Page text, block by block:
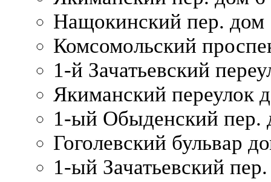
Нащокинский пер. дом
Комсомольский
1-й Зачатьевский
Якиманский переулок
1-ый Обыденский пер.
Гоголевский бульвар
1-ый Зачатьевский